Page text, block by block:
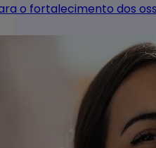
o fortalecimento dos